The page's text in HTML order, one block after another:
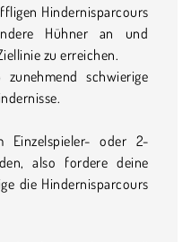
Hindernisparcours
Hühner an und
zu erreichen.
zunehmend schwierige
Einzelspieler- oder 2-
also fordere deine
die Hindernisparcours